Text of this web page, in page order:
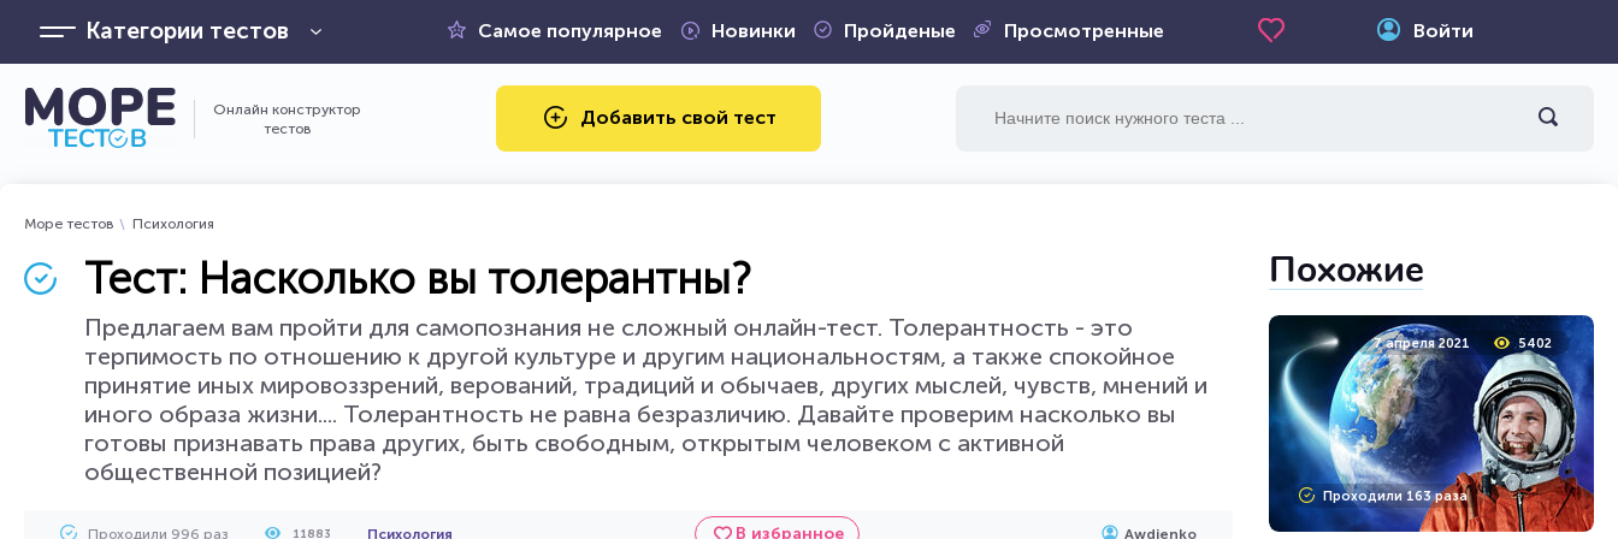
Категории тестов Самое популярное Новинки Пройденые Просмотренные Войти
Онлайн конструктор
тестов
Добавить свой тест
Море тестов Психология
Тест: Насколько вы толерантны?
Предлагаем вам пройти для самопознания не сложный онлайн-тест. Толерантность - это
терпимость по отношению к другой культуре и другим национальностям, а также спокойное
принятие иных мировоззрений, верований, традиций и обычаев, других мыслей, чувств, мнений и
иного образа жизни.... Толерантность не равна безразличию. Давайте проверим насколько вы
готовы признавать права других, быть свободным, открытым человеком с активной
общественной позицией?
Проходили 996 раз 11883 Психология В избранное Awdienko
Похожие
7 апреля 2021 5402
Проходили 163 раза